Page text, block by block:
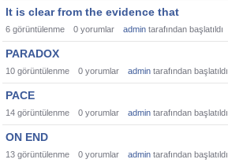
It is clear from the evidence that
6 görüntülenme 0 yorumlar admin tarafından başlatıldı
PARADOX
10 görüntülenme 0 yorumlar admin tarafından başlatıldı
PACE
14 görüntülenme 0 yorumlar admin tarafından başlatıldı
ON END
13 görüntülenme 0 yorumlar admin tarafından başlatıldı